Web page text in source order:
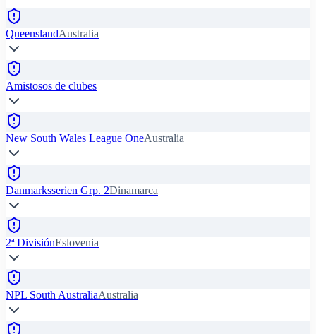
QueenslandAustralia
Amistosos de clubes
New South Wales League OneAustralia
Danmarksserien Grp. 2Dinamarca
2ª DivisiónEslovenia
NPL South AustraliaAustralia